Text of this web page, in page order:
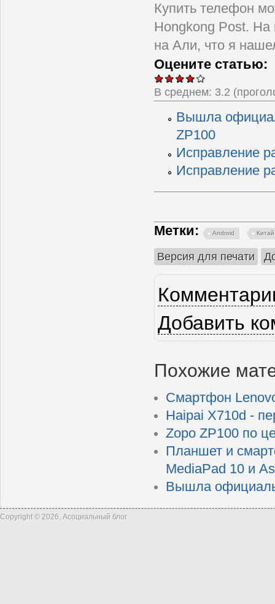
Купить телефон
Hongkong Post.
на Али, что я
Оцените статью:
В среднем: 3.2
Вышла
ZP100
Исправление
Исправление
Метки: Android Китай
Версия для печати
Добавить
Похожие
Смартфон
Haipai X710d -
Zopo ZP100 по
Планшет и
MediaPad 10 и
Вышла
Copyright © 2026, Асоциальный блог